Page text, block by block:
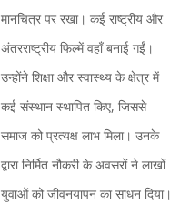
मानचित्र पर रखा। कई राष्ट्रीय और
अंतरराष्ट्रीय फिल्में वहाँ बनाई गईं।
उन्होंने शिक्षा और स्वास्थ्य के क्षेत्र में
कई संस्थान स्थापित किए, जिससे
समाज को प्रत्यक्ष लाभ मिला। उनके
द्वारा निर्मित नौकरी के अवसरों ने लाखों
युवाओं को जीवनयापन का साधन दिया।